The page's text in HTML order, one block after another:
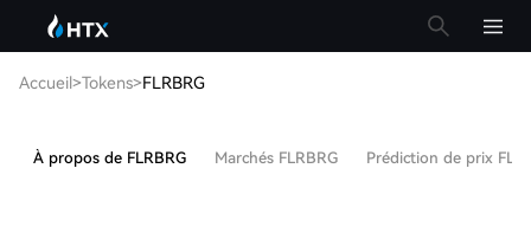
Accueil>Tokens>FLRBRG
À propos de FLRBRG Marchés FLRBRG Prédiction de prix